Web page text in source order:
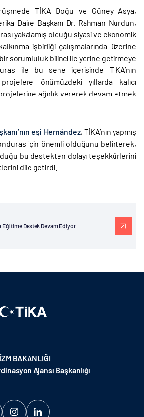
TİKA Doğu ve Güney Asya,
Daire Başkanı Dr. Rahman Nurdun,
yakalamış olduğu siyasi ve ekonomik
işbirliği çalışmalarında üzerine
sorumluluk bilinci ile yerine getirmeye
ile bu sene içerisinde TİKA’nın
önümüzdeki yıllarda kalıcı
ağırlık vererek devam etmek
eşi Hernández, TİKA’nın yapmış
için önemli olduğunu belirterek,
bu destekten dolayı teşekkürlerini
dile getirdi.
Eğitime Destek Devam Ediyor
BAKANLIĞI
Ajansı Başkanlığı